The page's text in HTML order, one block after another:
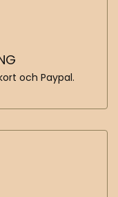
och Paypal.